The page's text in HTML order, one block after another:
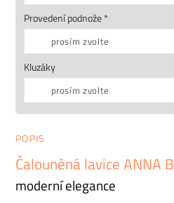
Provedení podnože *
prosím zvolte
Kluzáky
prosím zvolte
POPIS
Čalouněná lavice ANNA B
moderní elegance